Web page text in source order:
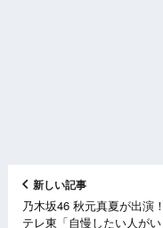
新しい記事
乃木坂46 秋元真夏が出演
テレ東「自慢したい人が